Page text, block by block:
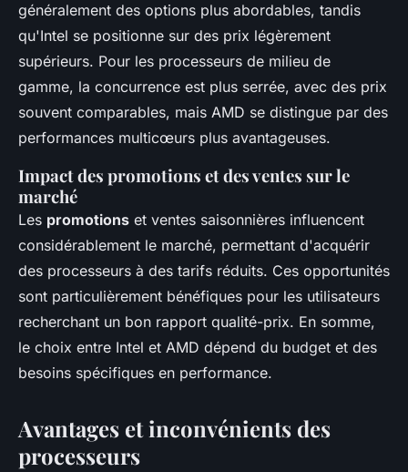
généralement des options plus abordables, tandis
qu'Intel se positionne sur des prix légèrement
supérieurs. Pour les processeurs de milieu de
gamme, la concurrence est plus serrée, avec des prix
souvent comparables, mais AMD se distingue par des
performances multicœurs plus avantageuses.
Impact des promotions et des ventes sur le
marché
Les promotions et ventes saisonnières influencent
considérablement le marché, permettant d'acquérir
des processeurs à des tarifs réduits. Ces opportunités
sont particulièrement bénéfiques pour les utilisateurs
recherchant un bon rapport qualité-prix. En somme,
le choix entre Intel et AMD dépend du budget et des
besoins spécifiques en performance.
Avantages et inconvénients des
processeurs